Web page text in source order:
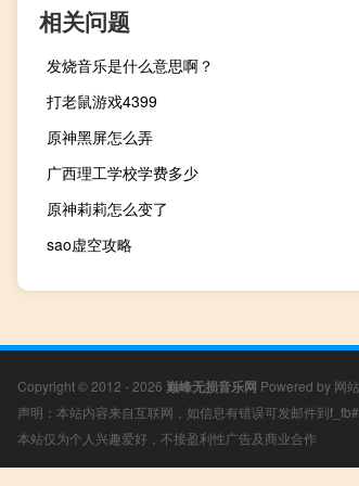
相关问题
发烧音乐是什么意思啊？
打老鼠游戏4399
原神黑屏怎么弄
广西理工学校学费多少
原神莉莉怎么变了
sao虚空攻略
Copyright © 2012 - 2026 巅峰无损音乐网 Powered by 网
声明：本站内容来自互联网，如信息有错误可发邮件到
本站仅为个人兴趣爱好，不接盈利性广告及商业合作